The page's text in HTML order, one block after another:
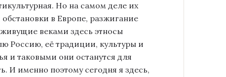
Но на самом деле их
в Европе, разжигание
веками здесь этносы
Россию, её традиции, культуры и
и таковыми они останутся для
И именно поэтому сегодня я здесь,